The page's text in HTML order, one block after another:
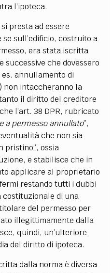
l’ipoteca.
si presta ad essere
sull’edificio, costruito a
era stata iscritta
successive che dovessero
annullamento di
non intaccheranno la
il diritto del creditore
l’art. 38 DPR, rubricato
a permesso annullato”,
che non sia
pristino”, ossia
e stabilisce che in
applicare al proprietario
restando tutti i dubbi
di una
del permesso per
illegittimamente dalla
quindi, un’ulteriore
del diritto di ipoteca.
dalla norma è diversa